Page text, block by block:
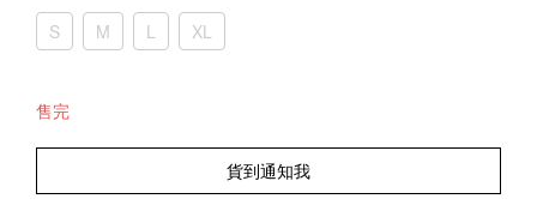
S
M L XL
售完
貨到通知我